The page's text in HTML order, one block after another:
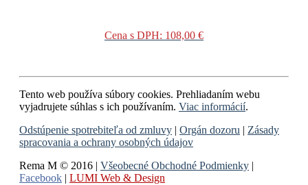
Cena s DPH: 108,00 €
Tento web používa súbory cookies. Prehliadaním webu
vyjadrujete súhlas s ich používaním. Viac informácií.
Odstúpenie spotrebiteľa od zmluvy | Orgán dozoru | Zásady
spracovania a ochrany osobných údajov
Rema M © 2016 | Všeobecné Obchodné Podmienky |
Facebook | LUMI Web & Design